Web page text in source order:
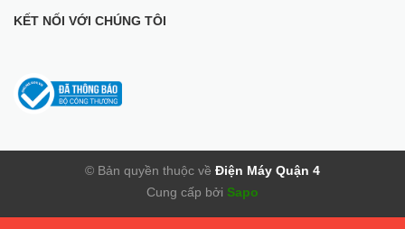
KẾT NỐI VỚI CHÚNG TÔI
© Bản quyền thuộc về Điện Máy Quận 4
Cung cấp bởi Sapo